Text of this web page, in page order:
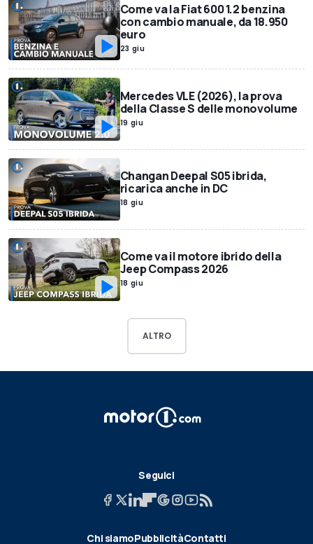
Come va la Fiat 600 1.2 benzina
con cambio manuale, da 18.950
euro
23 giu
Mercedes VLE (2026), la prova
della Classe S delle monovolume
19 giu
Changan Deepal S05 ibrida,
ricarica anche in DC
18 giu
Come va il motore ibrido della
Jeep Compass 2026
18 giu
ALTRO
Seguici
Chi siamoPubblicitàContatti